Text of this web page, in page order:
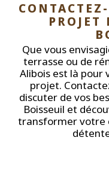
PROJET
Que vous
terrasse ou de
Alibois est là pour
projet.
discuter de vos
Boisseuil et
transformer votre